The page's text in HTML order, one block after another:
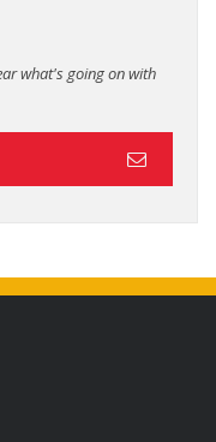
what's going on with